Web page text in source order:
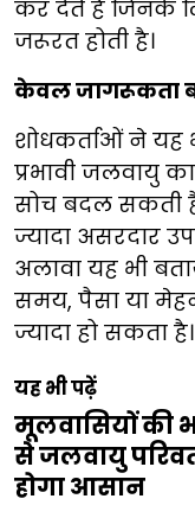
कर देते हैं जिनके
जरूरत होती है।
केवल जागरूकता
शोधकर्ताओं ने यह
प्रभावी जलवायु
सोच बदल सकती
ज्यादा असरदार
अलावा यह भी
समय, पैसा या
ज्यादा हो सकता है।
यह भी पढ़ें
मूलवासियों की
से जलवायु
होगा आसान